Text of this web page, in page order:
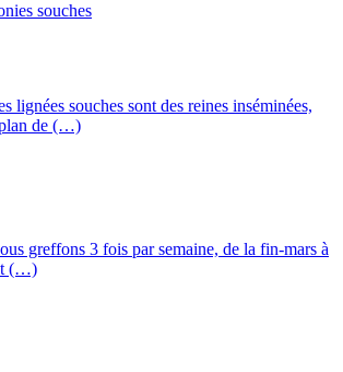
souches
lignées souches sont des reines inséminées,
de (…)
greffons 3 fois par semaine, de la fin-mars à
(…)